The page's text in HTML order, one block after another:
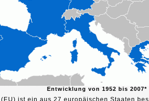
Entwicklung von 1952 bis 2007*
ist ein aus 27 europäischen Staaten